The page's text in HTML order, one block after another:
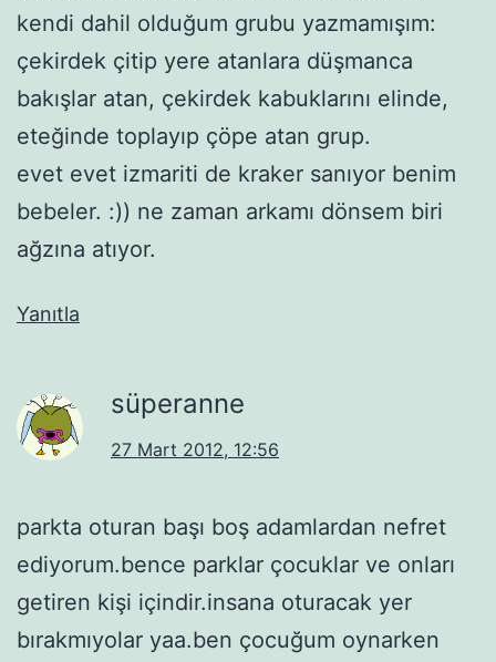
kendi dahil olduğum grubu yazmamışım:
çekirdek çitip yere atanlara düşmanca
bakışlar atan, çekirdek kabuklarını elinde,
eteğinde toplayıp çöpe atan grup.
evet evet izmariti de kraker sanıyor benim
bebeler. :)) ne zaman arkamı dönsem biri
ağzına atıyor.
Yanıtla
süperanne
27 Mart 2012, 12:56
parkta oturan başı boş adamlardan nefret
ediyorum.bence parklar çocuklar ve onları
getiren kişi içindir.insana oturacak yer
bırakmıyolar yaa.ben çocuğum oynarken